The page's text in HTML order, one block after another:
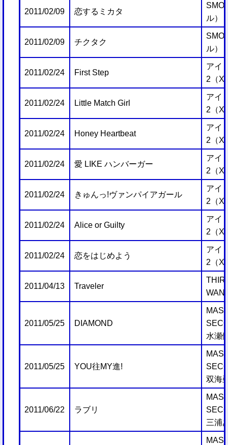
2011/02/09 恋するミカタ
ル）
2011/02/09 チクタク
ル）
2011/02/24 First Step
アイ
2（
2011/02/24 Little Match Girl
アイ
2（
2011/02/24 Honey Heartbeat
アイ
2（
2011/02/24 愛 LIKE ハンバーガー
アイ
2（
2011/02/24 きゅんっ!ヴァンパイアガール
アイ
2（
2011/02/24 Alice or Guilty
アイ
2（
2011/02/24 恋をはじめよう
アイ
2（
2011/04/13 Traveler
2011/05/25 DIAMOND
水瀬
2011/05/25 YOU往MY進!
双海
2011/06/22 ラブリ
三浦